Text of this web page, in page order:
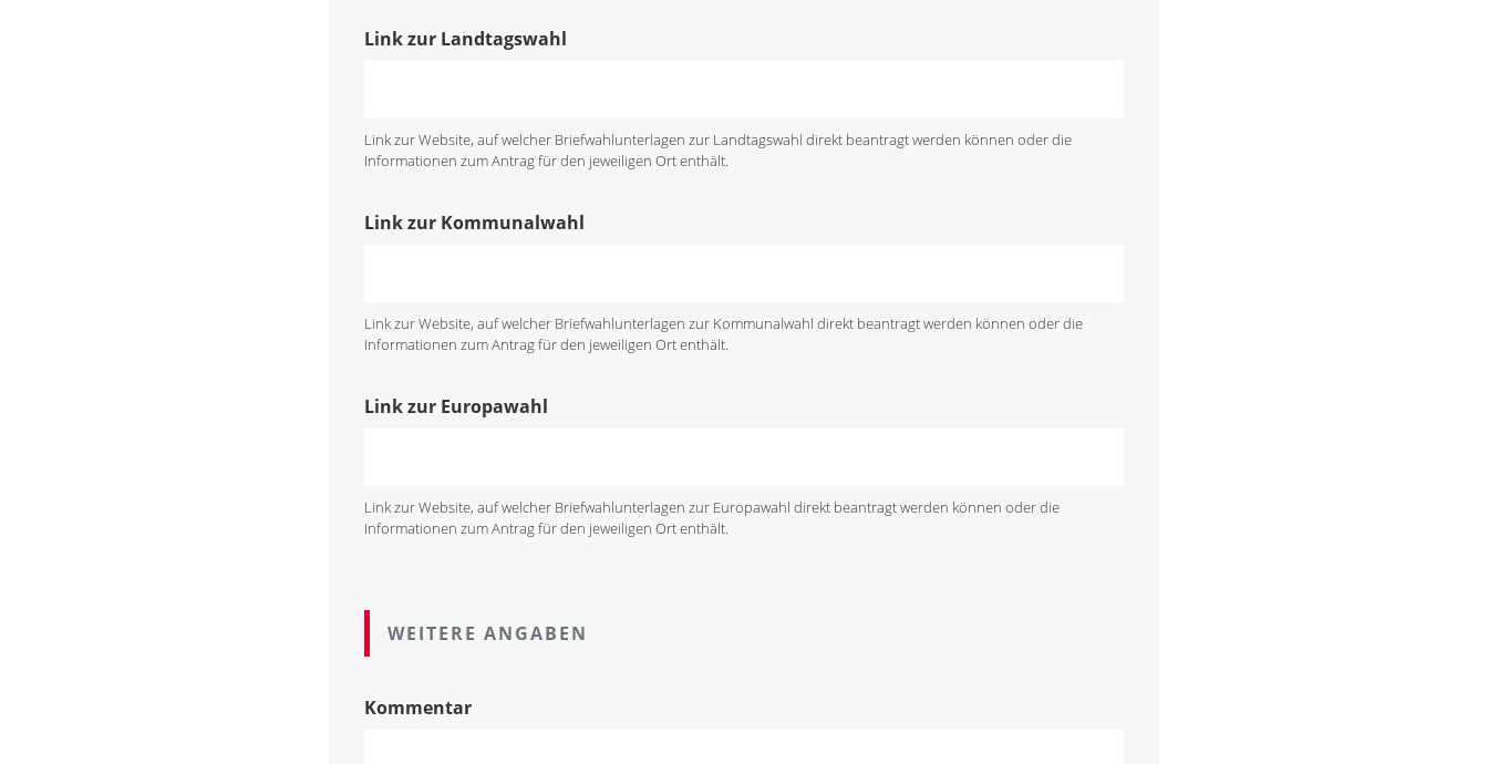
Link zur Landtagswahl
Link zur Website, auf welcher Briefwahlunterlagen zur Landtagswahl direkt beantragt werden können oder die
Informationen zum Antrag für den jeweiligen Ort enthält.
Link zur Kommunalwahl
Link zur Website, auf welcher Briefwahlunterlagen zur Kommunalwahl direkt beantragt werden können oder die
Informationen zum Antrag für den jeweiligen Ort enthält.
Link zur Europawahl
Link zur Website, auf welcher Briefwahlunterlagen zur Europawahl direkt beantragt werden können oder die
Informationen zum Antrag für den jeweiligen Ort enthält.
WEITERE ANGABEN
Kommentar